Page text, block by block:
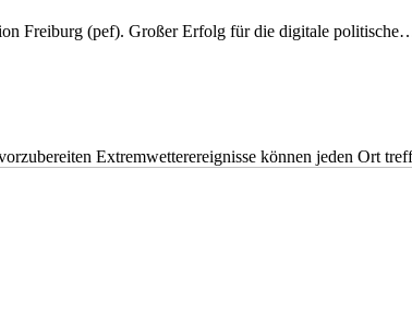
Freiburg (pef). Großer Erfolg für die digitale
Extremwetterereignisse können jeden Ort